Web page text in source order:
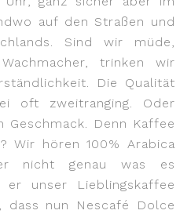
auf den Straßen und
Sind wir müde,
trinken wir
Die Qualität
oft zweitranging. Oder
Denn Kaffee
Wir hören 100% Arabica
nicht genau was es
unser Lieblingskaffee
dass nun Nescafé Dolce